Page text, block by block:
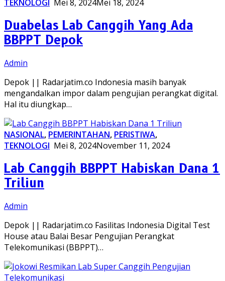
TEKNOLOGI Mei 8, 2024Mei 18, 2024
Duabelas Lab Canggih Yang Ada
BBPPT Depok
Admin
Depok || Radarjatim.co Indonesia masih banyak
mengandalkan impor dalam pengujian perangkat digital.
Hal itu diungkap…
NASIONAL, PEMERINTAHAN, PERISTIWA,
TEKNOLOGI Mei 8, 2024November 11, 2024
Lab Canggih BBPPT Habiskan Dana 1
Triliun
Admin
Depok || Radarjatim.co Fasilitas Indonesia Digital Test
House atau Balai Besar Pengujian Perangkat
Telekomunikasi (BBPPT)…